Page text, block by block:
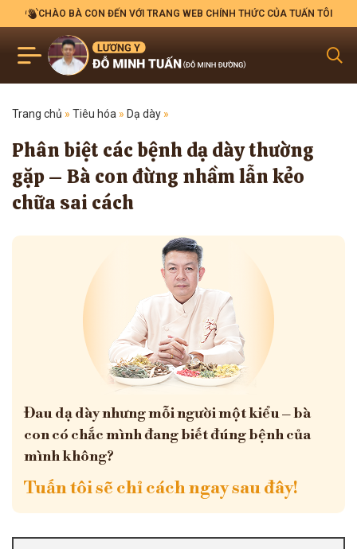
CHÀO BÀ CON ĐẾN VỚI TRANG WEB CHÍNH THỨC CỦA TUẤN TÔI
Trang chủ » Tiêu hóa » Dạ dày »
Phân biệt các bệnh dạ dày thường
gặp – Bà con đừng nhầm lẫn kẻo
chữa sai cách
Đau dạ dày nhưng mỗi người một kiểu – bà
con có chắc mình đang biết đúng bệnh của
mình không?
Tuấn tôi sẽ chỉ cách ngay sau đây!